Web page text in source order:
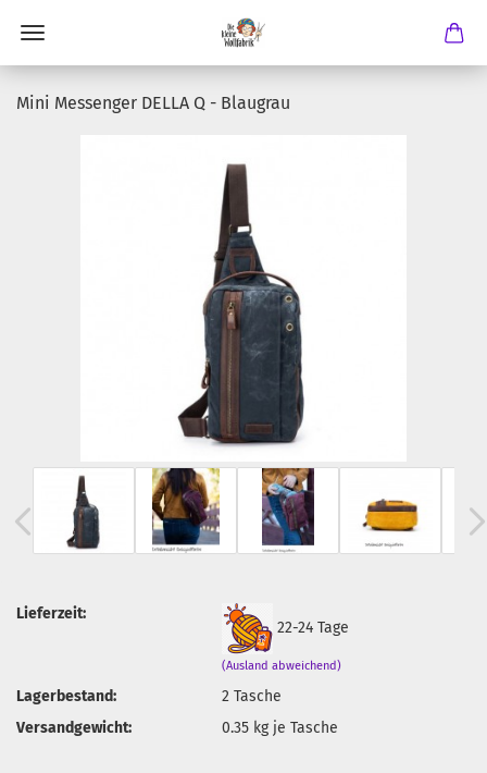
Mini Messenger DELLA Q - Blaugrau
Lieferzeit:
22-24 Tage
(Ausland abweichend)
Lagerbestand: 2Tasche
Versandgewicht:
0.35 kg je Tasche